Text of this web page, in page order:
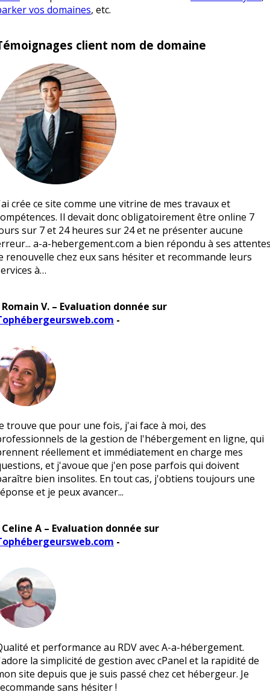
vos domaines, etc.
client nom de domaine
crée ce site comme une vitrine de mes travaux et
Il devait donc obligatoirement être online 7
sur 7 et 24 heures sur 24 et ne présenter aucune
a-a-hebergement.com a bien répondu à ses
renouvelle chez eux sans hésiter et recommande leurs
à…
V. – Evaluation donnée sur
-
trouve que pour une fois, j'ai face à moi, des
de la gestion de l'hébergement en ligne, qui
réellement et immédiatement en charge mes
et j'avoue que j'en pose parfois qui doivent
bien insolites. En tout cas, j'obtiens toujours une
et je peux avancer...
Celine A – Evaluation donnée sur
-
et performance au RDV avec A-a-hébergement.
la simplicité de gestion avec cPanel et la rapidité de
site depuis que je suis passé chez cet hébergeur. Je
sans hésiter !